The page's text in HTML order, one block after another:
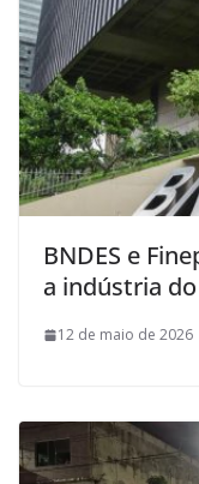
BNDES e
a indústria do
12 de maio de 2026